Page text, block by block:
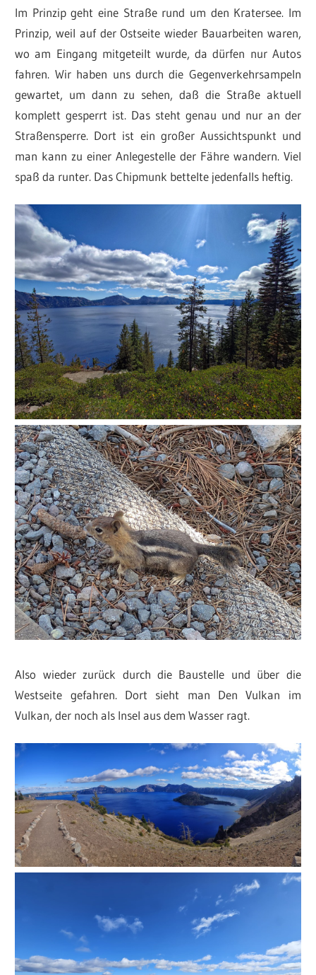
Im Prinzip geht eine Straße rund um den Kratersee. Im
Prinzip, weil auf der Ostseite wieder Bauarbeiten waren,
wo am Eingang mitgeteilt wurde, da dürfen nur Autos
fahren. Wir haben uns durch die Gegenverkehrsampeln
gewartet, um dann zu sehen, daß die Straße aktuell
komplett gesperrt ist. Das steht genau und nur an der
Straßensperre. Dort ist ein großer Aussichtspunkt und
man kann zu einer Anlegestelle der Fähre wandern. Viel
spaß da runter. Das Chipmunk bettelte jedenfalls heftig.
Also wieder zurück durch die Baustelle und über die
Westseite gefahren. Dort sieht man Den Vulkan im
Vulkan, der noch als Insel aus dem Wasser ragt.